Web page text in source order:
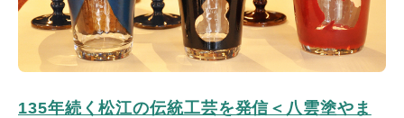
135年続く松江の伝統工芸を発信＜八雲塗やま